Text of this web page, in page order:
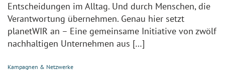
Entscheidungen im Alltag. Und durch Menschen, die
Verantwortung übernehmen. Genau hier setzt
planetWIR an – Eine gemeinsame Initiative von zwölf
nachhaltigen Unternehmen aus […]
Kampagnen & Netzwerke